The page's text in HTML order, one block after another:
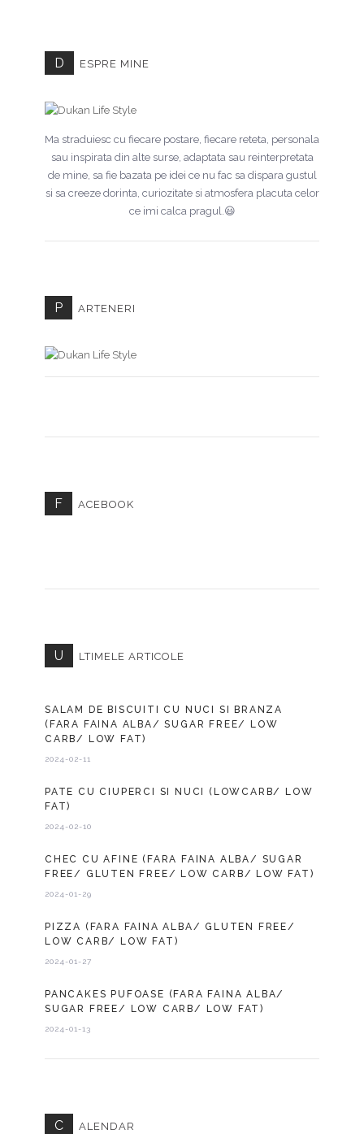
D ESPRE MINE
Ma straduiesc cu fiecare postare, fiecare reteta, personala
sau inspirata din alte surse, adaptata sau reinterpretata
de mine, sa fie bazata pe idei ce nu fac sa dispara gustul
si sa creeze dorinta, curiozitate si atmosfera placuta celor
ce imi calca pragul.😃
P ARTENERI
F ACEBOOK
U LTIMELE ARTICOLE
SALAM DE BISCUITI CU NUCI SI BRANZA
(FARA FAINA ALBA/ SUGAR FREE/ LOW
CARB/ LOW FAT)
2024-02-11
PATE CU CIUPERCI SI NUCI (LOWCARB/ LOW
FAT)
2024-02-10
CHEC CU AFINE (FARA FAINA ALBA/ SUGAR
FREE/ GLUTEN FREE/ LOW CARB/ LOW FAT)
2024-01-29
PIZZA (FARA FAINA ALBA/ GLUTEN FREE/
LOW CARB/ LOW FAT)
2024-01-27
PANCAKES PUFOASE (FARA FAINA ALBA/
SUGAR FREE/ LOW CARB/ LOW FAT)
2024-01-13
C ALENDAR